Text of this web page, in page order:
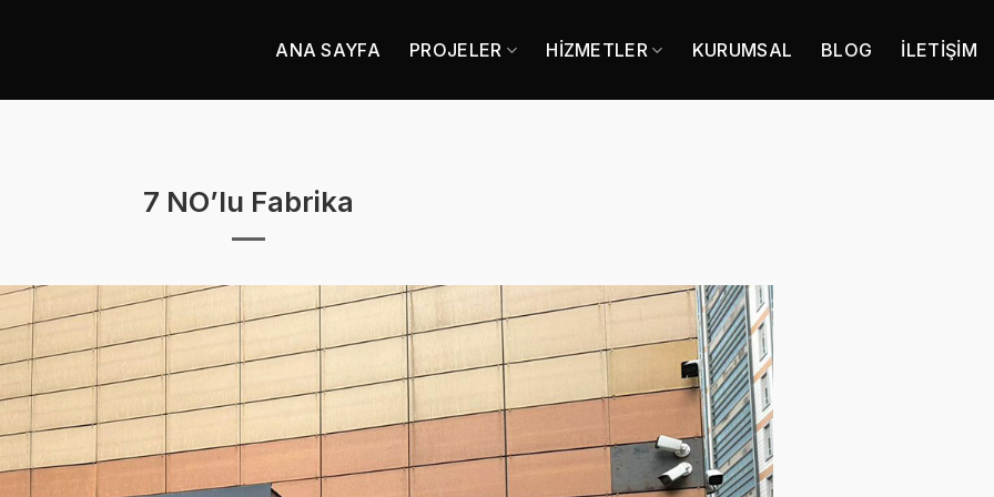
ANA SAYFA PROJELER HIZMETLER KURUMSAL BLOG İLETIŞIM
7 NO’lu Fabrika